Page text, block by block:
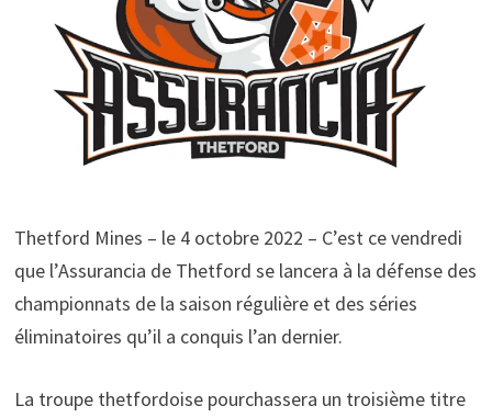
Thetford Mines – le 4 octobre 2022 – C’est ce vendredi
que l’Assurancia de Thetford se lancera à la défense des
championnats de la saison régulière et des séries
éliminatoires qu’il a conquis l’an dernier.
La troupe thetfordoise pourchassera un troisième titre